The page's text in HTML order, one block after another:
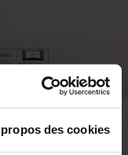
des cookies